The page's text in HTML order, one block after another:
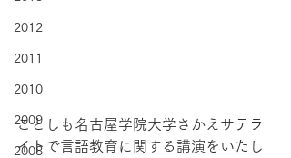
2012
2011
2010
2009
2008
ことしも名古屋学院大学さかえサテラ
イトで言語教育に関する講演をいたし